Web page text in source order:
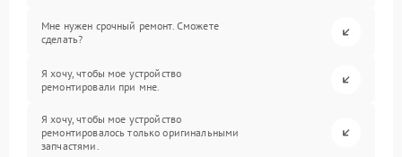
Мне нужен срочный ремонт. Сможете
сделать?
Я хочу, чтобы мое устройство
ремонтировали при мне.
Я хочу, чтобы мое устройство
ремонтировалось только оригинальными
запчастями.